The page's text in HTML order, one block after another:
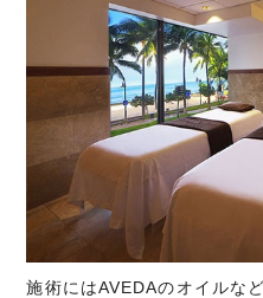
施術にはAVEDAのオイルな